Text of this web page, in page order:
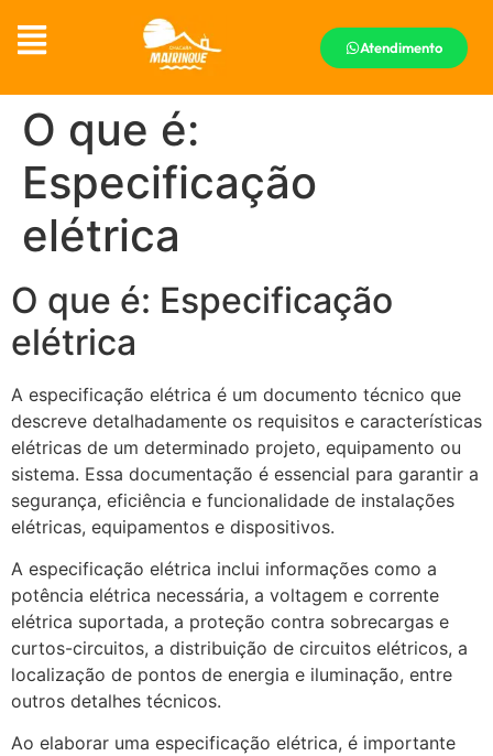
Atendimento
O que é:
Especificação
elétrica
O que é: Especificação
elétrica
A especificação elétrica é um documento técnico que
descreve detalhadamente os requisitos e características
elétricas de um determinado projeto, equipamento ou
sistema. Essa documentação é essencial para garantir a
segurança, eficiência e funcionalidade de instalações
elétricas, equipamentos e dispositivos.
A especificação elétrica inclui informações como a
potência elétrica necessária, a voltagem e corrente
elétrica suportada, a proteção contra sobrecargas e
curtos-circuitos, a distribuição de circuitos elétricos, a
localização de pontos de energia e iluminação, entre
outros detalhes técnicos.
Ao elaborar uma especificação elétrica, é importante